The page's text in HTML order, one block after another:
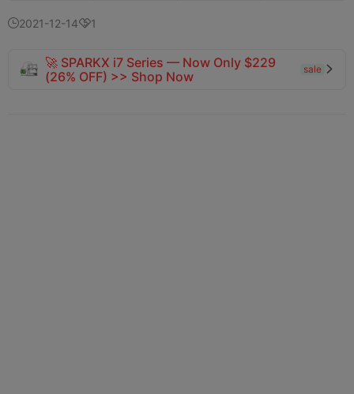
2021-12-141
🚀 SPARKX i7 Series — Now Only $229
(26% OFF) >> Shop Now
sale 